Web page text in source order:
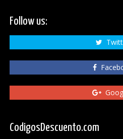
Follow us:
CodigosDescuento.com